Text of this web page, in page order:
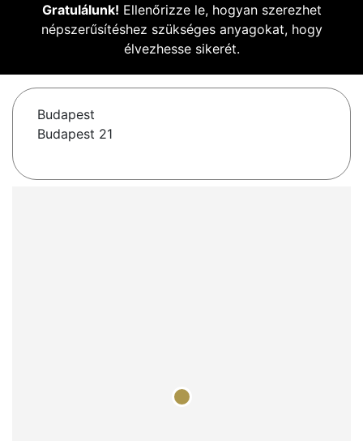
Gratulálunk! Ellenőrizze le, hogyan szerezhet
népszerűsítéshez szükséges anyagokat, hogy
élvezhesse sikerét.
Budapest
Budapest 21